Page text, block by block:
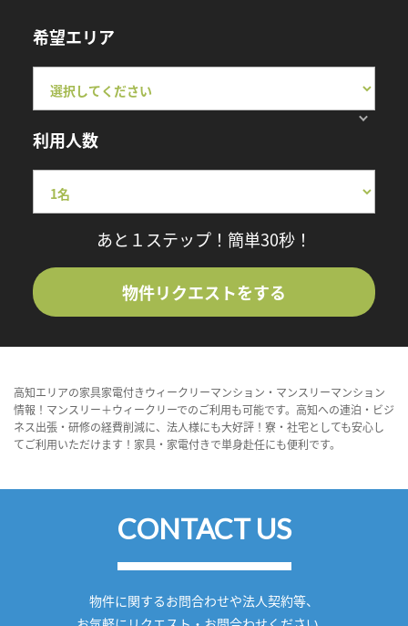
希望エリア
利用人数
あと１ステップ！簡単30秒！
物件リクエストをする
高知エリアの家具家電付きウィークリーマンション・マンスリーマンション
情報！マンスリー＋ウィークリーでのご利用も可能です。高知への連泊・ビジ
ネス出張・研修の経費削減に、法人様にも大好評！寮・社宅としても安心し
てご利用いただけます！家具・家電付きで単身赴任にも便利です。
CONTACT US
物件に関するお問合わせや法人契約等、